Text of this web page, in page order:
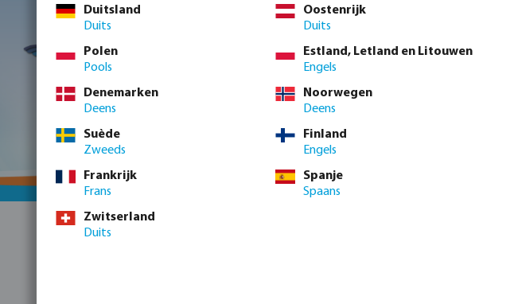
Duitsland
Duits
Oostenrijk
Duits
Polen
Pools
Estland, Letland en Litouwen
Engels
Denemarken
Deens
Noorwegen
Deens
Suède
Zweeds
Finland
Engels
Frankrijk
Frans
Spanje
Spaans
Zwitserland
Duits